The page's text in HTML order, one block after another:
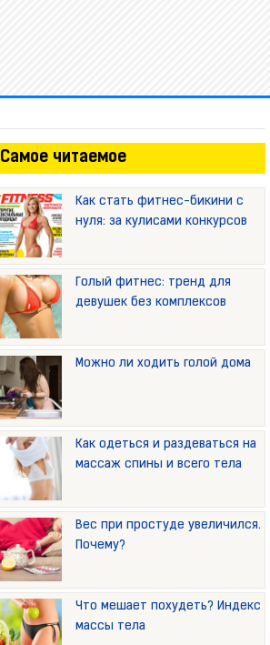
Самое читаемое
Как стать фитнес-бикини с
нуля: за кулисами конкурсов
Голый фитнес: тренд для
девушек без комплексов
Можно ли ходить голой дома
Как одеться и раздеваться на
массаж спины и всего тела
Вес при простуде увеличился.
Почему?
Что мешает похудеть? Индекс
массы тела